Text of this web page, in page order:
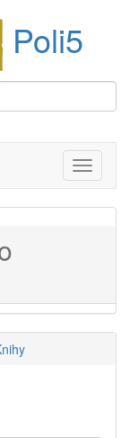
Poli5
Menu